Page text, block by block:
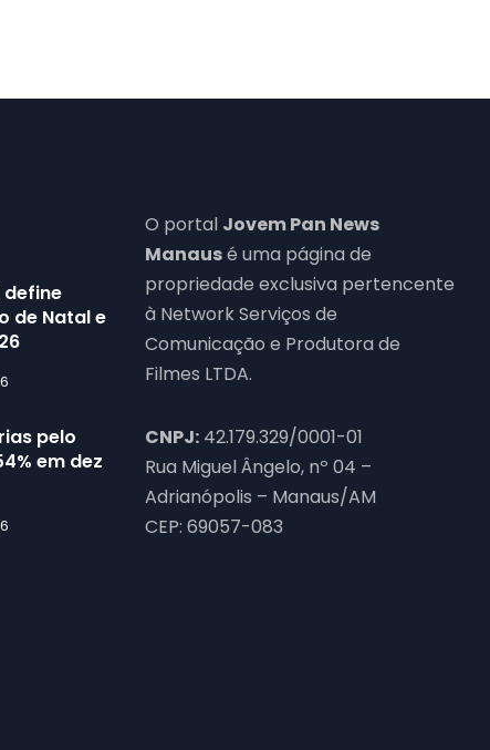
de Natal e
pelo
em dez
O portal Jovem Pan News
Manausé uma página de
propriedade exclusiva pertencente
à Network Serviços de
Comunicação e Produtora de
Filmes LTDA.
CNPJ:42.179.329/0001-01
Rua Miguel Ângelo, nº 04 –
Adrianópolis – Manaus/AM
CEP: 69057-083